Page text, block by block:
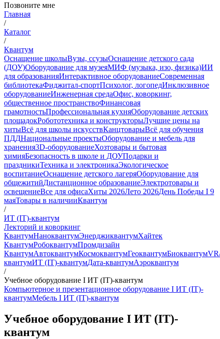
Позвоните мне
Главная
/
Каталог
/
Квантум
Оснащение школыВузы, ссузыОснащение детского сада
(ДОУ)Оборудование для музеяМИФ (музыка, изо, физика)ИИ
для образованияИнтерактивное оборудованиеСовременная
библиотекаФиджитал-спортПсихолог, логопедИнклюзивное
оборудованиеИнженерная средаОфис, коворкинг,
общественное пространствоФинансовая
грамотностьПрофессиональная кухняОборудование детских
площадокРобототехника и конструкторыЛучшие цены на
хитыВсё для школы искусствКанцтоварыВсё для обучения
ПДДНациональные проектыОборудование и мебель для
хранения3D-оборудованиеХозтовары и бытовая
химияБезопасность в школе и ДОУПодарки и
праздникиТехника и электроникаЭкологическое
воспитаниеОснащение детского лагеряОборудование для
общежитийДистанционное образованиеЭлектротовары и
освещениеВсе для офисаХиты 2026Лето 2026День Победы I 9
маяТовары в наличииКвантум
/
ИТ (IT)-квантум
Лекторий и коворкинг
КвантумНаноквантумЭнерджиквантумХайтек
КвантумРобоквантумПромдизайн
КвантумАвтоквантумКосмоквантумГеоквантумБиоквантум
квантумИТ (IT)-квантумДата-квантумАэроквантум
/
Учебное оборудование I ИТ (IT)-квантум
Компьютерное и презентационное оборудование I ИТ (IT)-
квантумМебель I ИТ (IT)-квантум
Учебное оборудование I ИТ (IT)-
квантум